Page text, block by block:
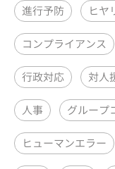
進行予防 ヒヤ
コンプライアンス
行政対応 対人
人事 グループ
ヒューマンエラー